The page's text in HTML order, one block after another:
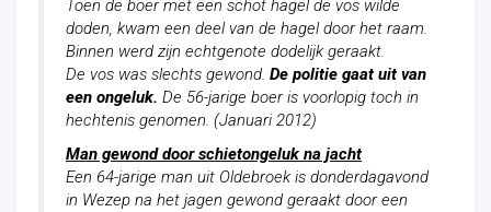
Toen de boer met een schot hagel de vos wilde
doden, kwam een deel van de hagel door het raam.
Binnen werd zijn echtgenote dodelijk geraakt.
De vos was slechts gewond. De politie gaat uit van
een ongeluk. De 56-jarige boer is voorlopig toch in
hechtenis genomen. (Januari 2012)
Man gewond door schietongeluk na jacht
Een 64-jarige man uit Oldebroek is donderdagavond
in Wezep na het jagen gewond geraakt door een